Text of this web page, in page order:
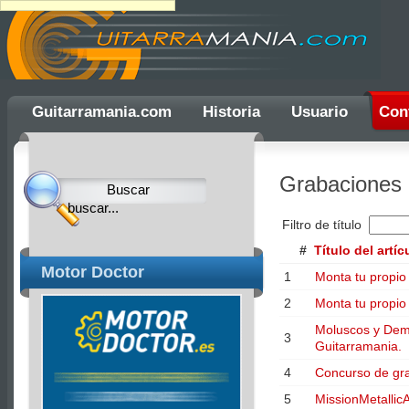
Guitarramania.com Historia Usuario
Motor Doctor
Ulti
Clocks,
Ulti
Joomla
product
Joomla
Extensions
Joomla
Templates
Grabaciones
Filtro de título
# Título del
1
Monta tu
2
Monta tu
3
Moluscos y
Guitarramania.
4
Concurso de
5